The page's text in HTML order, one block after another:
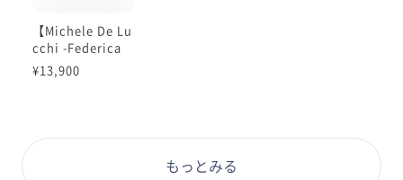
【Michele De Lu
cchi -Federica
-】
¥13,900
もっとみる